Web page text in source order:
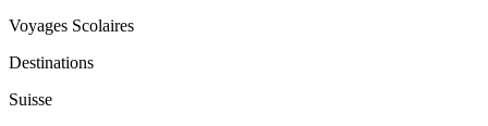
Voyages Scolaires
Destinations
Suisse